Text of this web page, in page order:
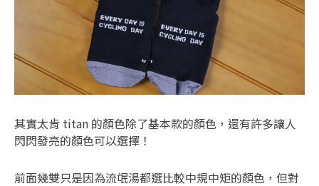
其實太肯 titan 的顏色除了基本款的顏色，還有許多讓人
閃閃發亮的顏色可以選擇！
前面幾雙只是因為流氓湯都選比較中規中矩的顏色，但對